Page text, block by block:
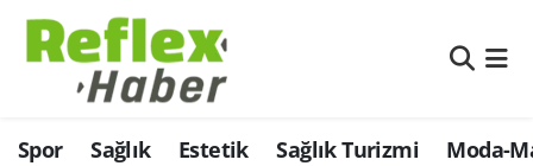
Spor Sağlık Estetik Sağlık Turizmi Moda-
Eğitim
Estetik
Nöbetçi Eczaneler
Hava Durumu